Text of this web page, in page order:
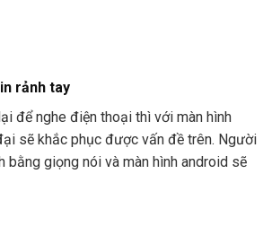
rảnh tay
để nghe điện thoại thì với màn hình
sẽ khắc phục được vấn đề trên. Người
bằng giọng nói và màn hình android sẽ